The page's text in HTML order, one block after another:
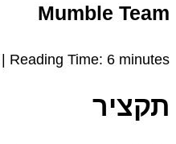
Mumble Team
Reading Time: 6 minutes
תקציר